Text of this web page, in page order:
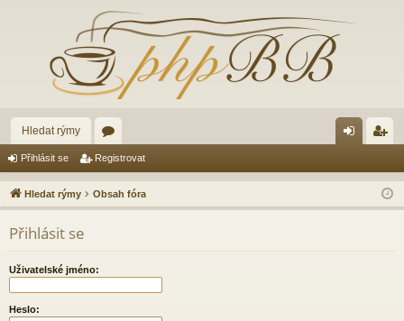
Hledat rýmy
ór
a lá
sit
ist
ro
Přihlásit se Registrovat
Hledat rýmy Obsah fóra
Přihlásit se
Uživatelské jméno:
Heslo: